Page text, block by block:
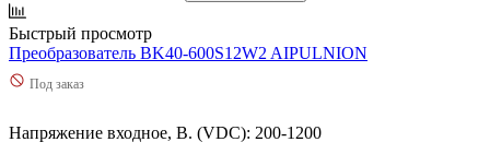
Быстрый просмотр
Преобразователь BK40-600S12W2 AIPULNION
Под заказ
Напряжение входное, В. (VDC): 200-1200